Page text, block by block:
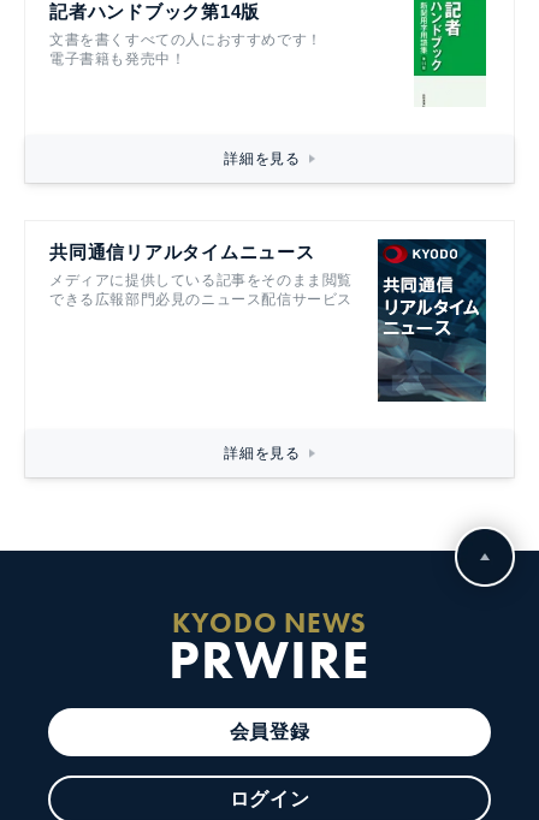
記者ハンドブック第14版
文書を書くすべての人におすすめです！
電子書籍も発売中！
詳細を見る
共同通信リアルタイムニュース
メディアに提供している記事をそのまま閲覧
できる広報部門必見のニュース配信サービス
詳細を見る
KYODO NEWS
PRWIRE
会員登録
ログイン